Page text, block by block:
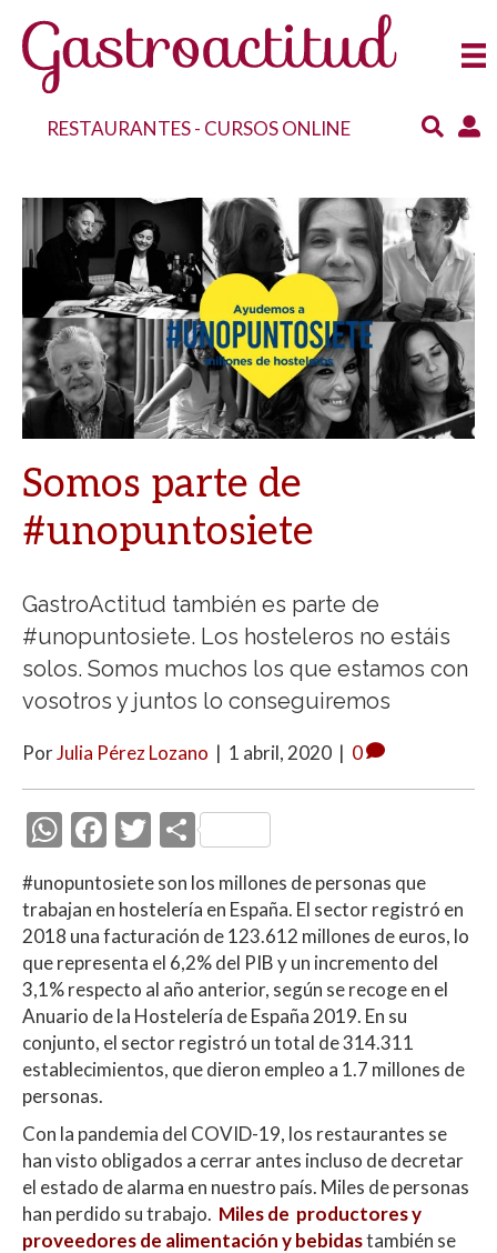
RESTAURANTES- CURSOS ONLINE
Somos parte de
#unopuntosiete
GastroActitud también es parte de
#unopuntosiete. Los hosteleros no estáis
solos. Somos muchos los que estamos con
vosotros y juntos lo conseguiremos
PorJulia Pérez Lozano | 1 abril, 2020 | 0
W
at
s
A
p
p
F
ac
e
b
o
o
k
T
itt
er
C
m
p
ar
ti
r
#unopuntosiete son los millones de personas que
trabajan en hostelería en España. El sector registró en
2018 una facturación de 123.612 millones de euros, lo
que representa el 6,2% del PIB y un incremento del
3,1% respecto al año anterior, según se recoge en el
Anuario de la Hostelería de España 2019. En su
conjunto, el sector registró un total de 314.311
establecimientos, que dieron empleo a 1.7 millones de
personas.
Con la pandemia del COVID-19, los restaurantes se
han visto obligados a cerrar antes incluso de decretar
el estado de alarma en nuestro país. Miles de personas
han perdido su trabajo. Miles de productores y
proveedores de alimentación y bebidastambién se